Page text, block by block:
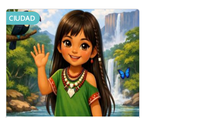
CIUDAD